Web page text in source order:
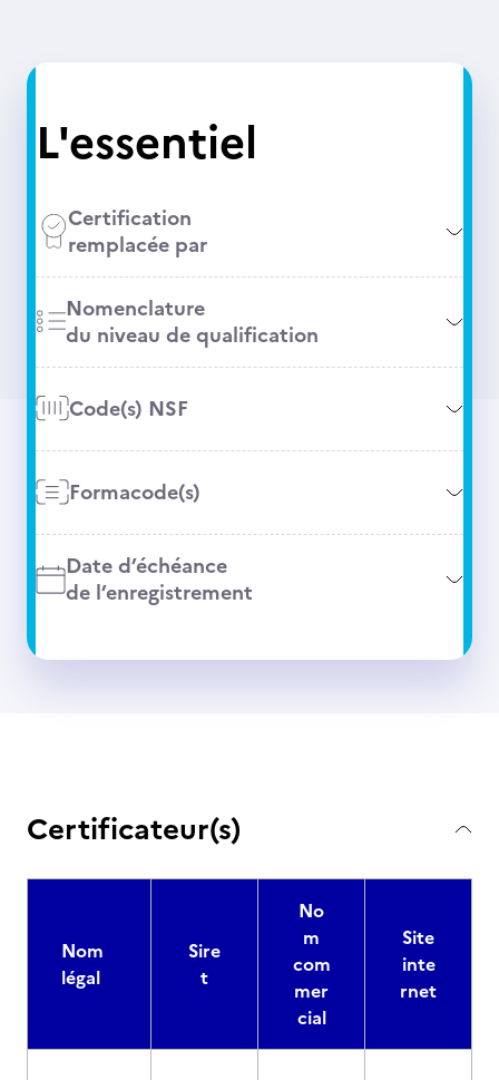
L'essentiel
Certification
remplacée par
Nomenclature
du niveau de qualification
Code(s) NSF
Formacode(s)
Date d’échéance
de l’enregistrement
Certificateur(s)
Nom
légal
Sire
t
No
m
com
mer
cial
Site
inte
rnet